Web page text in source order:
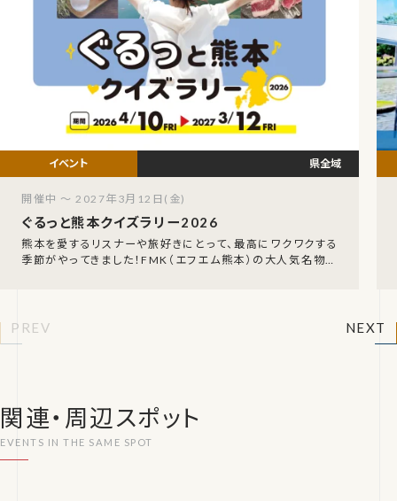
ぐるっと熊本クイズラリー2026
熊本を愛するリスナーや旅好きにとって、最高にワクワクする
季節がやってきました！FMK（エフエム熊本）の大人気名物企
県全域
開催中 ～ 2027年3月12日(金)
PREV NEXT
関連・周辺スポット